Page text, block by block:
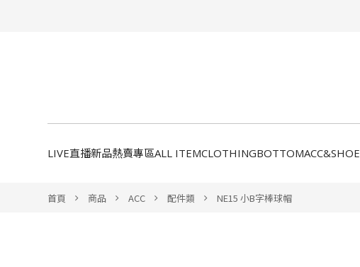
LIVE直播新品熱賣專區ALL ITEMCLOTHINGBOTTOMACC&SHOE
首頁 商品 ACC 配件類 NE15 小B字棒球帽